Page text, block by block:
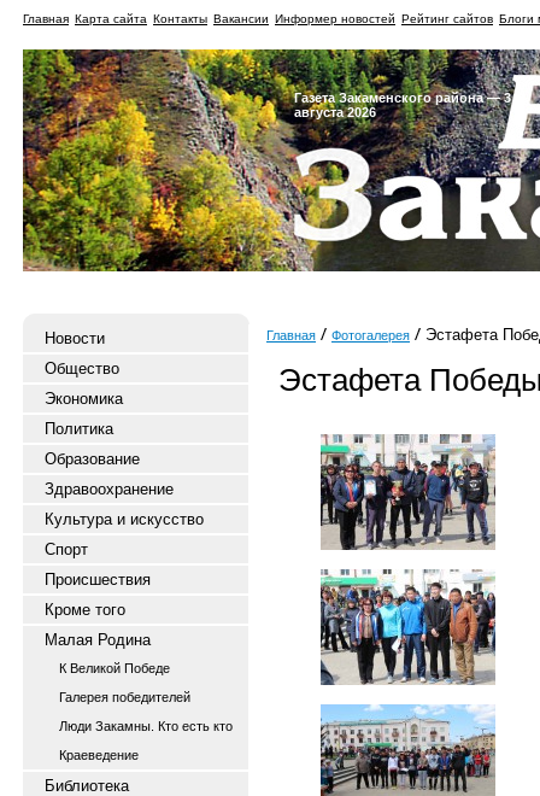
Главная Карта сайта Контакты Вакансии Информер новостей Рейтинг сайтов Блоги
Газета Закаменского района — 3
августа 2026
Новости
Общество
Экономика
Политика
Образование
Здравоохранение
Культура и искусство
Спорт
Происшествия
Кроме того
Малая Родина
К Великой Победе
Галерея победителей
Люди Закамны. Кто есть кто
Краеведение
Библиотека
Главная Фотогалерея Эстафета
Эстафета